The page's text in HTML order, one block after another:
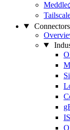
Connectors